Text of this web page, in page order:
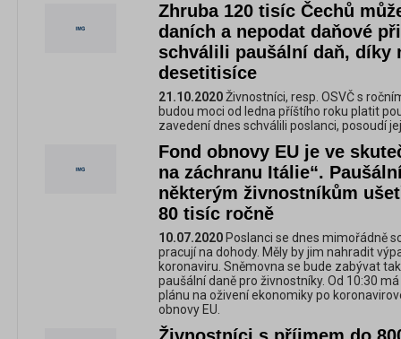
Zhruba 120 tisíc Čechů
daních a nepodat daňové
schválili paušální daň, díky
desetitisíce
21.10.2020Živnostníci, resp. OSVČ s
budou moci od ledna příštího roku platit
zavedení dnes schválili poslanci, posoudí
Fond obnovy EU je ve
na záchranu Itálie“.
některým živnostníkům
80 tisíc ročně
10.07.2020 Poslanci se dnes mimořádně
pracují na dohody. Měly by jim nahradit
koronaviru. Sněmovna se bude zabývat
paušální daně pro živnostníky. Od 10:30
plánu na oživení ekonomiky po
obnovy EU.